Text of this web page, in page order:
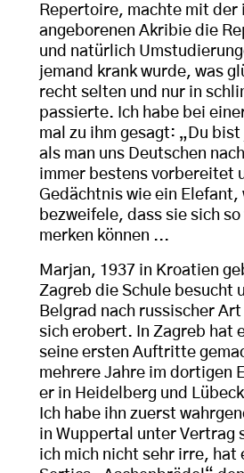
Repertoire, machte mit der
angeborenen Akribie die
und natürlich
jemand krank wurde, was
recht selten und nur in
passierte. Ich habe bei
mal zu ihm gesagt: „Du
als man uns Deutschen
immer bestens vorbereitet
Gedächtnis wie ein Elefant,
bezweifele, dass sie sich
merken können ...
Marjan, 1937 in Kroatien
Zagreb die Schule besucht
Belgrad nach russischer
sich erobert. In Zagreb hat
seine ersten Auftritte
mehrere Jahre im dortigen
er in Heidelberg und
Ich habe ihn zuerst
in Wuppertal unter Vertrag
ich mich nicht sehr irre, hat